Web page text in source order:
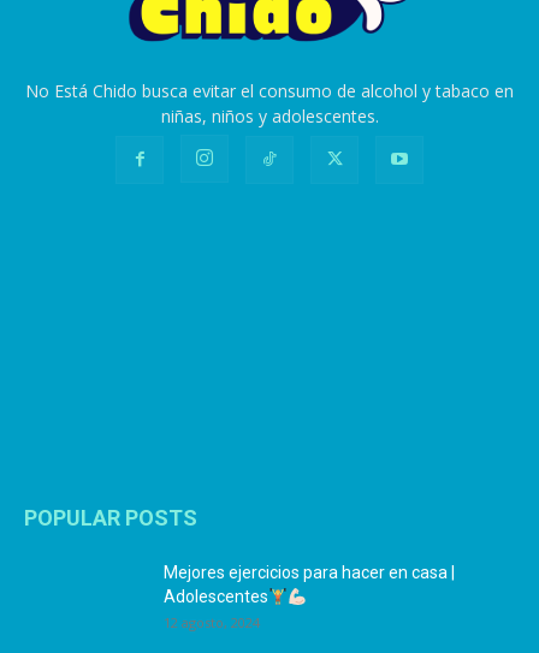
No Está Chido busca evitar el consumo de alcohol y tabaco en
niñas, niños y adolescentes.
POPULAR POSTS
Mejores ejercicios para hacer en casa |
Adolescentes
12 agosto, 2024